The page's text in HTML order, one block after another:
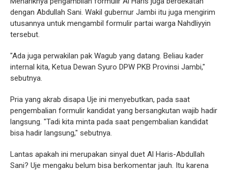
dengan Abdullah Sani. Wakil gubernur Jambi itu juga mengirim
utusannya untuk mengambil formulir partai warga Nahdliyyin
tersebut.
"Ada juga perwakilan pak Wagub yang datang. Beliau kader
internal kita, Ketua Dewan Syuro DPW PKB Provinsi Jambi,"
sebutnya.
Pria yang akrab disapa Uje ini menyebutkan, pada saat
pengembalian formulir kandidat yang bersangkutan wajib hadir
langsung. "Tadi kita minta pada saat pengembalian kandidat
bisa hadir langsung," sebutnya.
Lantas apakah ini merupakan sinyal duet Al Haris-Abdullah
Sani? Uje mengaku belum bisa berkomentar jauh. Itu karena